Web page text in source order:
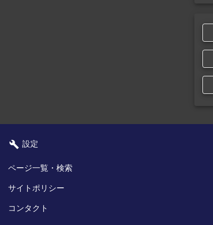
設定
ページ一覧・検索
サイトポリシー
コンタクト